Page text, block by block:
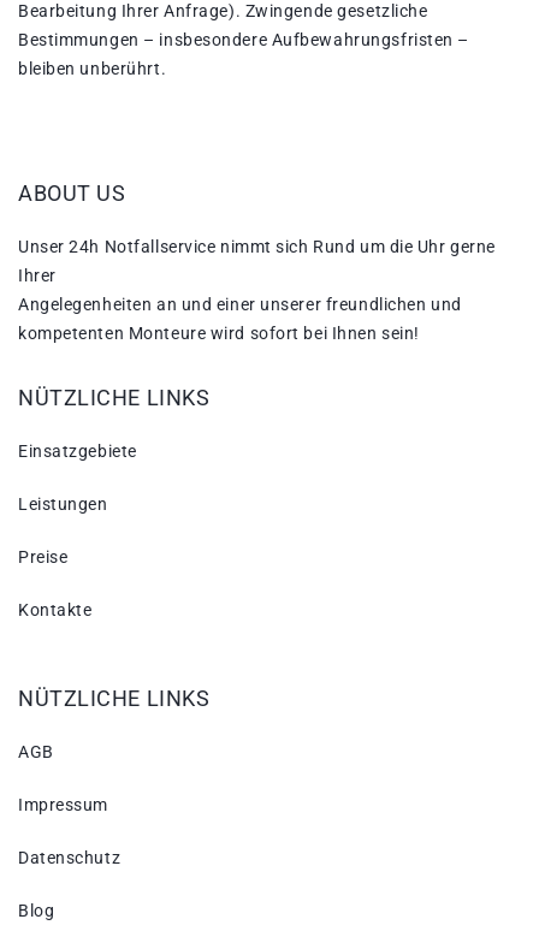
Bearbeitung Ihrer Anfrage). Zwingende gesetzliche
Bestimmungen – insbesondere Aufbewahrungsfristen –
bleiben unberührt.
ABOUT US
Unser 24h Notfallservice nimmt sich Rund um die Uhr gerne
Ihrer
Angelegenheiten an und einer unserer freundlichen und
kompetenten Monteure wird sofort bei Ihnen sein!
NÜTZLICHE LINKS
Einsatzgebiete
Leistungen
Preise
Kontakte
NÜTZLICHE LINKS
AGB
Impressum
Datenschutz
Blog